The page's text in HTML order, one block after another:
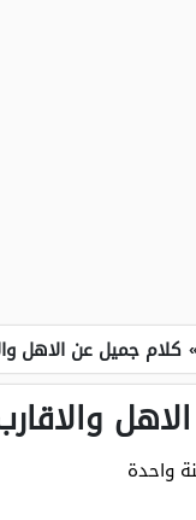
كلام جميل عن الاهل
والاقارب
واحدة